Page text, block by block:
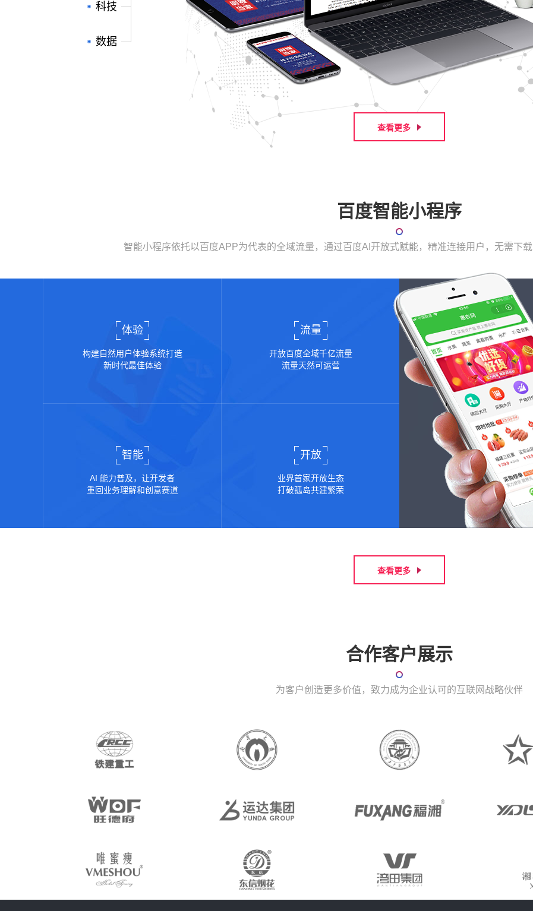
科技
数据
查看更多
百度智能小程序
智能小程序依托以百度APP为代表的全域流量，通过百度AI开放式赋能，精准连接用户，无需下
体验
构建自然用户体验系统打造
新时代最佳体验
流量
开放百度全域千亿流量
流量天然可运营
智能
AI 能力普及，让开发者
重回业务理解和创意赛道
开放
业界首家开放生态
打破孤岛共建繁荣
查看更多
合作客户展示
为客户创造更多价值，致力成为企业认可的互联网战略伙伴